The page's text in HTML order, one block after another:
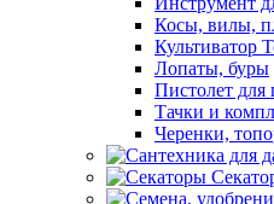
Косы, вилы,
Культиватор
Лопаты, буры
Пистолет для
Тачки и
Черенки,